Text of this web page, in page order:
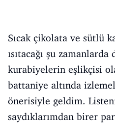
Sıcak çikolata ve sütlü
ısıtacağı şu
kurabiyelerin eşlikçisi
battaniye altında
önerisiyle geldim.
saydıklarımdan birer